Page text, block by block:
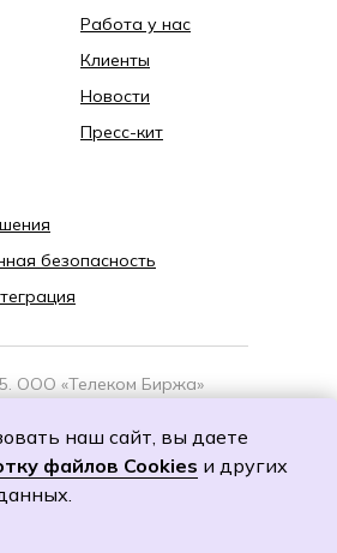
Работа у нас
Клиенты
Новости
Пресс-кит
ООО «Телеком Биржа»
—LOVEMEDO
безопасность
сайте предназначена только
наш сайт, вы даете
файлов Cookies и других